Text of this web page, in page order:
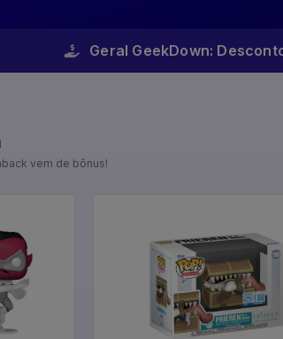
Geral GeekDown:
vem de bônus!